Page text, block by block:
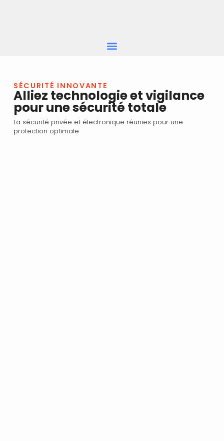
SÉCURITÉ INNOVANTE
Alliez technologie et vigilance
pour une sécurité totale
La sécurité privée et électronique réunies pour une
protection optimale